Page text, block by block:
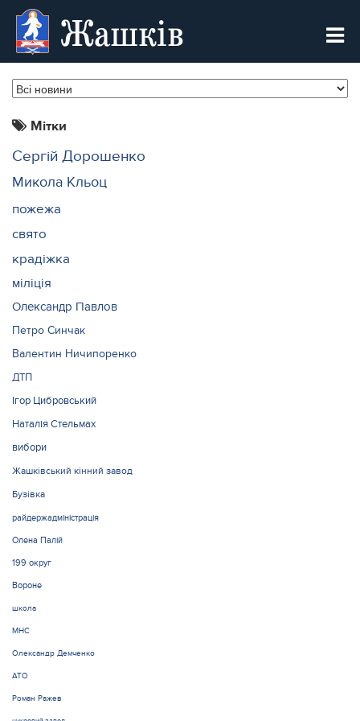
Жашків
Мітки
Сергій Дорошенко
Микола Кльоц
пожежа
свято
крадіжка
міліція
Олександр Павлов
Петро Синчак
Валентин Ничипоренко
ДТП
Ігор Цибровський
Наталія Стельмах
вибори
Жашківський кінний завод
Бузівка
райдержадміністрація
Олена Палій
199 округ
Вороне
школа
МНС
Олександр Демченко
АТО
Роман Ражев